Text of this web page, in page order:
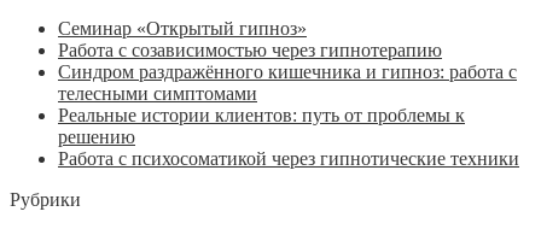
Семинар «Открытый гипноз»
Работа с созависимостью через гипнотерапию
Синдром раздражённого кишечника и гипноз: работа с
телесными симптомами
Реальные истории клиентов: путь от проблемы к
решению
Работа с психосоматикой через гипнотические техники
Рубрики